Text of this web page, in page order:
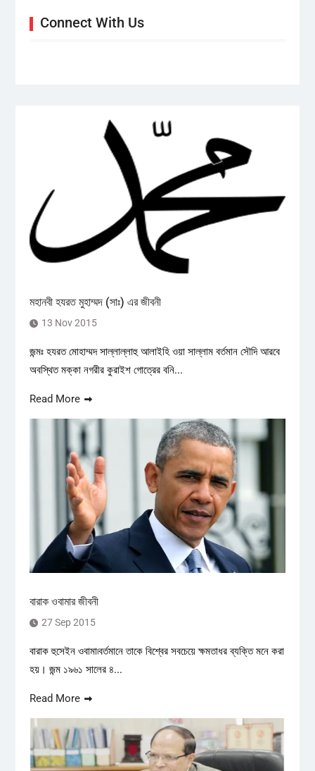
Connect With Us
মহানবী হযরত মুহাম্মদ (সাঃ) এর জীবনী
13 Nov 2015
জন্মঃ হযরত মোহাম্মদ সাল্লাল্লাহু আলাইহি ওয়া সাল্লাম বর্তমান সৌদি আরবে
অবস্থিত মক্কা নগরীর কুরাইশ গোত্রের বনি...
Read More
বারাক ওবামার জীবনী
27 Sep 2015
বারাক হুসেইন ওবামা৷বর্তমানে তাকে বিশ্বের সবচেয়ে ক্ষমতাধর ব্যক্তি মনে করা
হয়। জন্ম ১৯৬১ সালের ৪...
Read More